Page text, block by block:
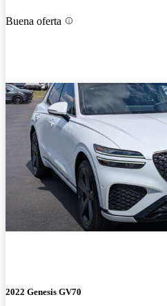
Buena oferta
2022 Genesis GV70